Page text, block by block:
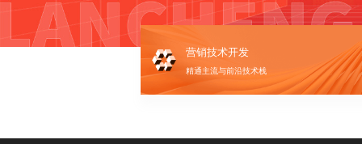
营销技术开发
精通主流与前沿技术栈